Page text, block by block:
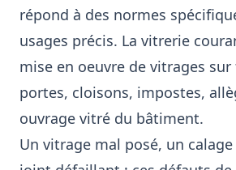
répond à des normes
usages précis. La vitrerie
mise en oeuvre de vitrages sur
portes, cloisons, impostes,
ouvrage vitré du bâtiment.
Un vitrage mal posé, un